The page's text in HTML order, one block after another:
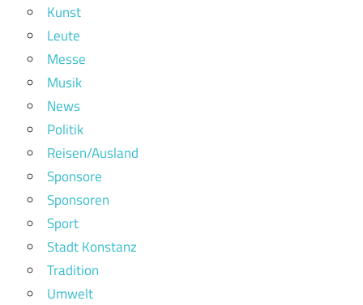
Kunst
Leute
Messe
Musik
News
Politik
Reisen/Ausland
Sponsore
Sponsoren
Sport
Stadt Konstanz
Tradition
Umwelt